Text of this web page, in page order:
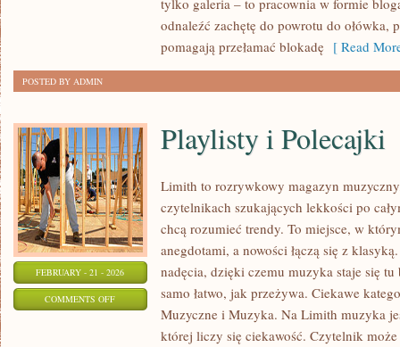
ARTYSTYCZNAtylko galeria – to pracownia w formie
odnaleźć zachętę do powrotu do ołówka,
pomagają przełamać blokadę [ Read
POSTED BY ADMIN
FEBRUARY - 21 - 2026
COMMENTS OFFON
PLAYLISTY
Playlisty i Polecajki
Limith to rozrywkowy magazyn
czytelnikach szukających lekkości po
chcą rozumieć trendy. To miejsce, w
anegdotami, a nowości łączą się z
nadęcia, dzięki czemu muzyka staje się
samo łatwo, jak przeżywa. Ciekawe
Muzyczne i Muzyka. Na Limith muzyka
której liczy się ciekawość. Czytelnik